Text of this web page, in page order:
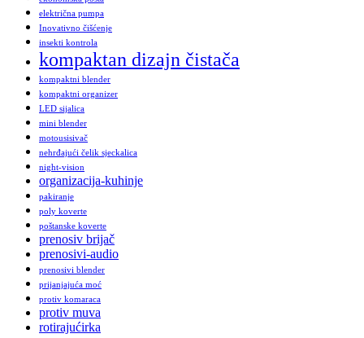
električna pumpa
Inovativno čišćenje
insekti kontrola
kompaktan dizajn čistača
kompaktni blender
kompaktni organizer
LED sijalica
mini blender
motousisivač
nehrđajući čelik sjeckalica
night-vision
organizacija-kuhinje
pakiranje
poly koverte
poštanske koverte
prenosiv brijač
prenosivi-audio
prenosivi blender
prijanjajuća moć
protiv komaraca
protiv muva
rotirajućirka